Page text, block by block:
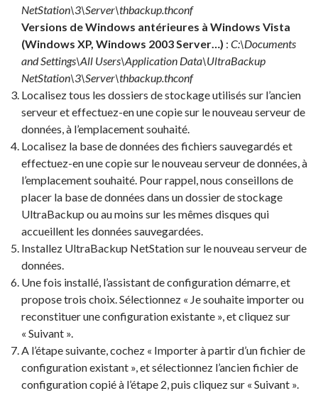
NetStation\3\Server\thbackup.thconf
Versions de Windows antérieures à Windows Vista
(Windows XP, Windows 2003 Server…) : C:\Documents
and Settings\All Users\Application Data\UltraBackup
NetStation\3\Server\thbackup.thconf
Localisez tous les dossiers de stockage utilisés sur l’ancien
serveur et effectuez-en une copie sur le nouveau serveur de
données, à l’emplacement souhaité.
Localisez la base de données des fichiers sauvegardés et
effectuez-en une copie sur le nouveau serveur de données, à
l’emplacement souhaité. Pour rappel, nous conseillons de
placer la base de données dans un dossier de stockage
UltraBackup ou au moins sur les mêmes disques qui
accueillent les données sauvegardées.
Installez UltraBackup NetStation sur le nouveau serveur de
données.
Une fois installé, l’assistant de configuration démarre, et
propose trois choix. Sélectionnez « Je souhaite importer ou
reconstituer une configuration existante », et cliquez sur
« Suivant ».
A l’étape suivante, cochez « Importer à partir d’un fichier de
configuration existant », et sélectionnez l’ancien fichier de
configuration copié à l’étape 2, puis cliquez sur « Suivant ».